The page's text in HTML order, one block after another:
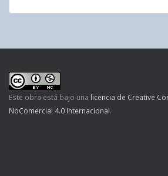
Este obra está bajo una licencia de Creative
NoComercial 4.0 Internacional.